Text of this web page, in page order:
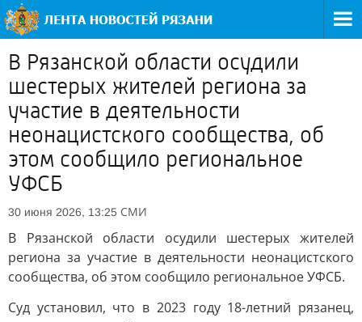
В Рязанской области осудили
шестерых жителей региона за
участие в деятельности
неонацистского сообщества, об
этом сообщило региональное
УФСБ
30 июня 2026, 13:25 СМИ
В Рязанской области осудили шестерых жителей
региона за участие в деятельности неонацистского
сообщества, об этом сообщило региональное УФСБ.
Суд установил, что в 2023 году 18-летний рязанец,